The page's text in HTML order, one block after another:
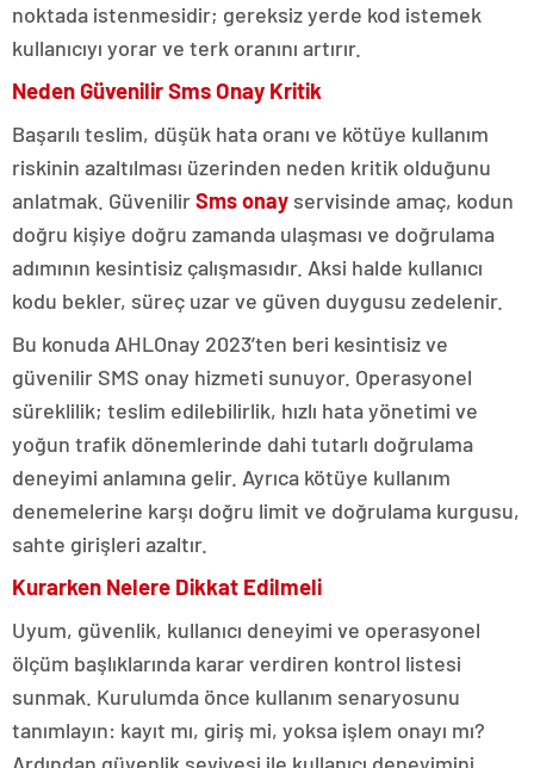
noktada istenmesidir; gereksiz yerde kod istemek
kullanıcıyı yorar ve terk oranını artırır.
Neden Güvenilir Sms Onay Kritik
Başarılı teslim, düşük hata oranı ve kötüye kullanım
riskinin azaltılması üzerinden neden kritik olduğunu
anlatmak. GüvenilirSms onay servisinde amaç, kodun
doğru kişiye doğru zamanda ulaşması ve doğrulama
adımının kesintisiz çalışmasıdır. Aksi halde kullanıcı
kodu bekler, süreç uzar ve güven duygusu zedelenir.
Bu konuda AHLOnay 2023’ten beri kesintisiz ve
güvenilir SMS onay hizmeti sunuyor. Operasyonel
süreklilik; teslim edilebilirlik, hızlı hata yönetimi ve
yoğun trafik dönemlerinde dahi tutarlı doğrulama
deneyimi anlamına gelir. Ayrıca kötüye kullanım
denemelerine karşı doğru limit ve doğrulama kurgusu,
sahte girişleri azaltır.
Kurarken Nelere Dikkat Edilmeli
Uyum, güvenlik, kullanıcı deneyimi ve operasyonel
ölçüm başlıklarında karar verdiren kontrol listesi
sunmak. Kurulumda önce kullanım senaryosunu
tanımlayın: kayıt mı, giriş mi, yoksa işlem onayı mı?